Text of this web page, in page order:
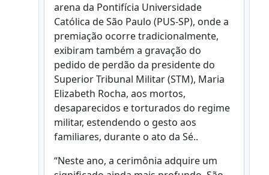
arena da Pontifícia Universidade
Católica de São Paulo (PUS-SP), onde a
premiação ocorre tradicionalmente,
exibiram também a gravação do
pedido de perdão da presidente do
Superior Tribunal Militar (STM), Maria
Elizabeth Rocha, aos mortos,
desaparecidos e torturados do regime
militar, estendendo o gesto aos
familiares, durante o ato da Sé..
“Neste ano, a cerimônia adquire um